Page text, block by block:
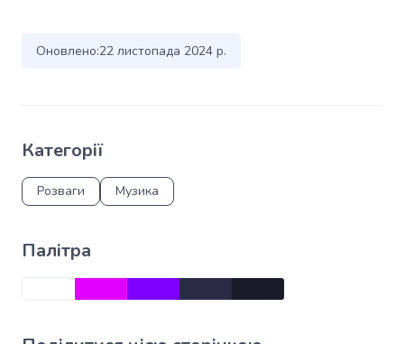
Оновлено:22 листопада 2024 р.
Категорії
Розваги Музика
Палітра